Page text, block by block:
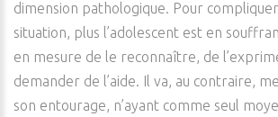
dimension pathologique. Pour
situation, plus l’adolescent est en
en mesure de le reconnaître, de
demander de l’aide. Il va, au contraire,
son entourage, n’ayant comme seul